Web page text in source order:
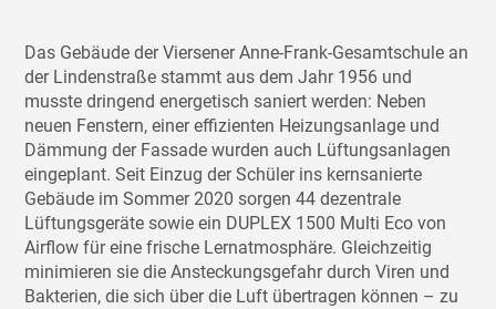
Das Gebäude der Viersener Anne-Frank-Gesamtschule an
der Lindenstraße stammt aus dem Jahr 1956 und
musste dringend energetisch saniert werden: Neben
neuen Fenstern, einer effizienten Heizungsanlage und
Dämmung der Fassade wurden auch Lüftungsanlagen
eingeplant. Seit Einzug der Schüler ins kernsanierte
Gebäude im Sommer 2020 sorgen 44 dezentrale
Lüftungsgeräte sowie ein DUPLEX 1500 Multi Eco von
Airflow für eine frische Lernatmosphäre. Gleichzeitig
minimieren sie die Ansteckungsgefahr durch Viren und
Bakterien, die sich über die Luft übertragen können – zu